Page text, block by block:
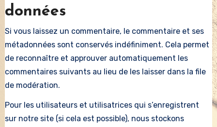
données
Si vous laissez un commentaire, le commentaire et ses
métadonnées sont conservés indéfiniment. Cela permet
de reconnaître et approuver automatiquement les
commentaires suivants au lieu de les laisser dans la file
de modération.
Pour les utilisateurs et utilisatrices qui s’enregistrent
sur notre site (si cela est possible), nous stockons